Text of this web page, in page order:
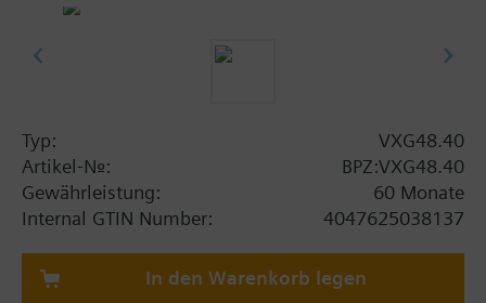
Typ:
VXG48.40
Artikel-Nr.:
BPZ:VXG48.40
Gewährleistung:
60 Monate
Internal GTIN Number:
4047625038137
In den Warenkorb legen